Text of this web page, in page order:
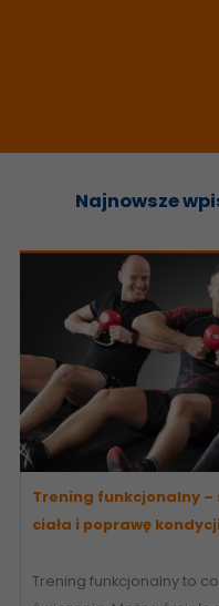
Najnowsze
Trening funkcjonalny –
ciała i poprawę
Trening funkcjonalny to